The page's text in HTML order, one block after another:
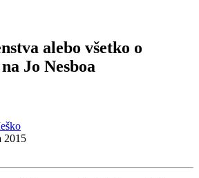
alebo všetko o
Jo Nesboa
2015